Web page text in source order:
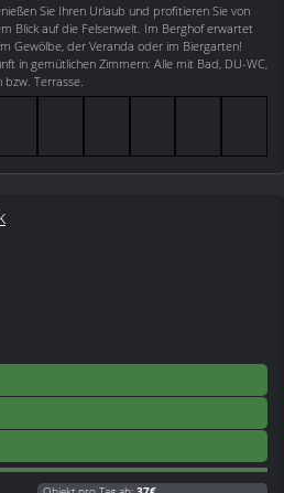
Sie Ihren Urlaub und profitieren Sie von
Blick auf die Felsenwelt. Im Berghof erwartet
Gewölbe, der Veranda oder im Biergarten!
in gemütlichen Zimmern: Alle mit Bad, DU-WC,
Terrasse.